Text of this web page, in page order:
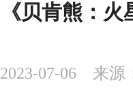
《贝肯熊：
2023-07-06 来源